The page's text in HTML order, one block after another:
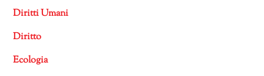
Diritti Umani
Diritto
Ecologia